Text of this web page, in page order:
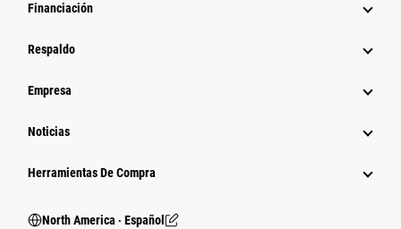
Financiación
Respaldo
Empresa
Noticias
Herramientas De Compra
North America ‧ Español